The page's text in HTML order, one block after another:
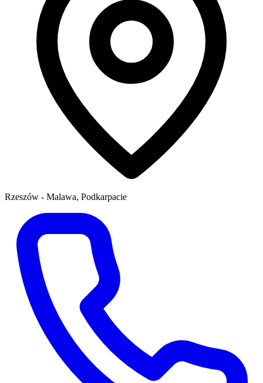
Rzeszów - Malawa, Podkarpacie